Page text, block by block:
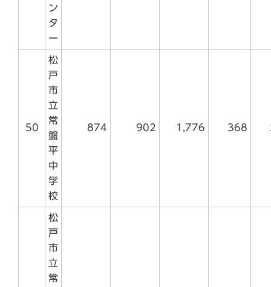
ン
タ
ー
50
松
戸
市
立
常
盤
平
中
学
校
874 902 1,776 368
松
戸
市
立
常